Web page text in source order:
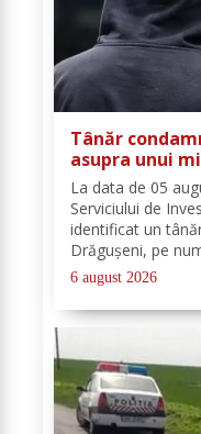
Tânăr
asupra unui
identificat de
La data de 05
Serviciului de
identificat un
Drăgușeni, pe
emis un mandat
închisoarea.
de...
6 august 2026